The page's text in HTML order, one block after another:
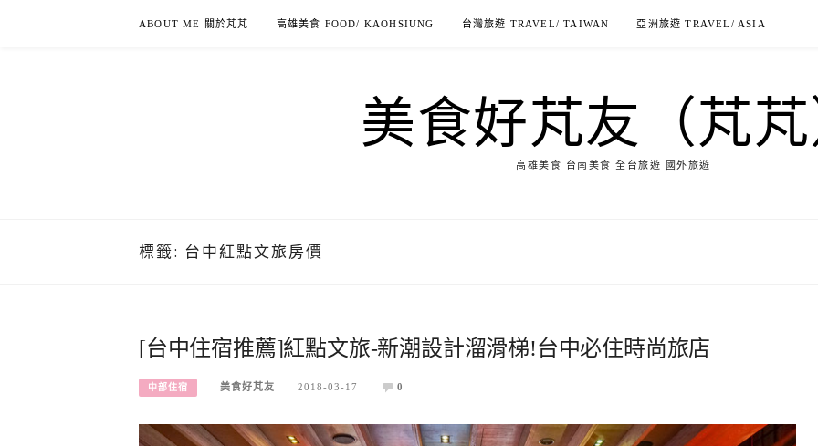
ABOUT ME 關於芃芃 高雄美食 FOOD/ KAOHSIUNG 台灣旅遊 TRAVEL/ TAIWAN 亞洲旅遊 TRAVEL/ ASIA
美食好芃友（芃芃
高雄美食 台南美食 全台旅遊 國外旅遊
標籤: 台中紅點文旅房價
[台中住宿推薦]紅點文旅-新潮設計溜滑梯!台中必住時尚旅店
中部住宿 美食好芃友 2018-03-17 0